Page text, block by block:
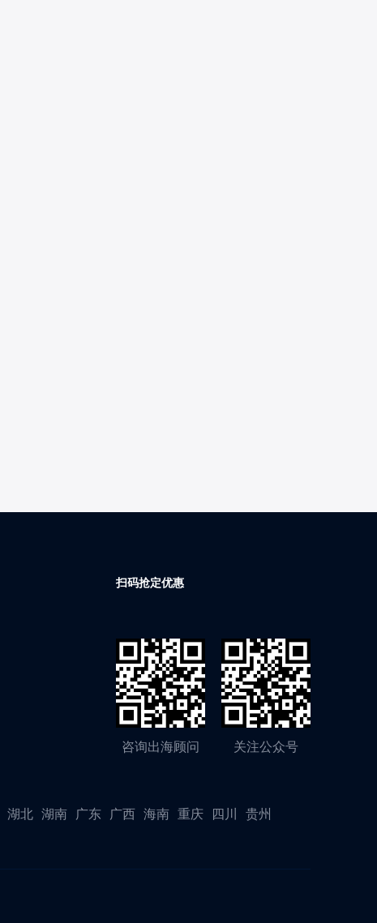
扫码抢定优惠
咨询出海顾问 关注公众号
湖北 湖南 广东 广西 海南 重庆 四川
贵州